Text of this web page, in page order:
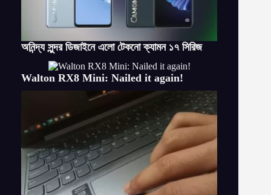
অনিন্দ্য সুন্দর ডিজাইনে এলো টেকনো ক্যামন ১৭ সিরিজ
Walton RX8 Mini: Nailed it again!